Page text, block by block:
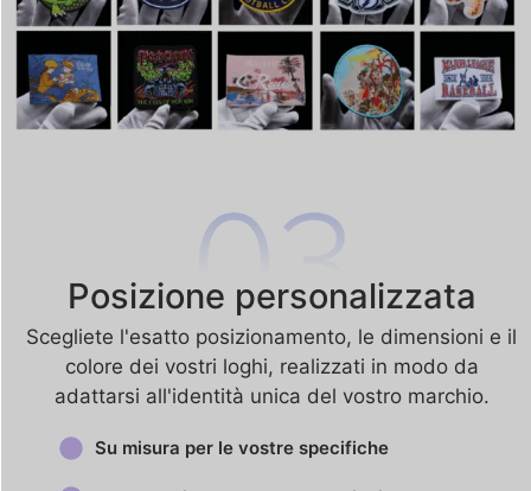
Posizione personalizzata
Scegliete l'esatto posizionamento, le dimensioni e il
colore dei vostri loghi, realizzati in modo da
adattarsi all'identità unica del vostro marchio.
Su misura per le vostre specifiche